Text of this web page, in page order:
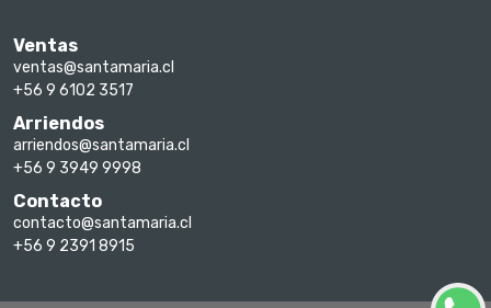
Ventas
ventas@santamaria.cl
+56 9 6102 3517
Arriendos
arriendos@santamaria.cl
+56 9 3949 9998
Contacto
contacto@santamaria.cl
+56 9 2391 8915